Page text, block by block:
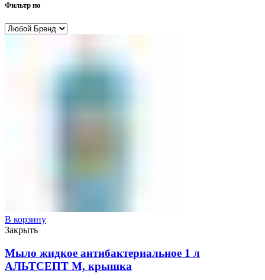
Фильтр по
В корзину
Закрыть
Мыло жидкое антибактериальное 1 л
АЛЬТСЕПТ М, крышка